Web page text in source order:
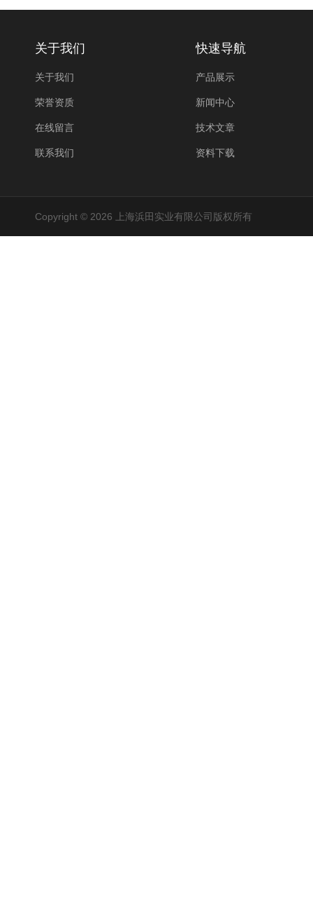
关于我们
关于我们
荣誉资质
在线留言
联系我们
快速导航
产品展示
新闻中心
技术文章
资料下载
Copyright © 2026 上海浜田实业有限公司版权所有